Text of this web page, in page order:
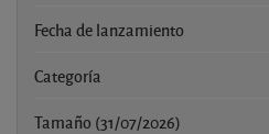
Fecha de lanzamiento
Categoría
Tamaño (31/07/2026)